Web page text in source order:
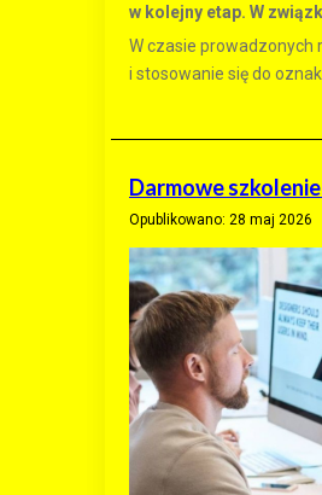
w kolejny etap. W
W czasie prowadzonych
i stosowanie się do
Darmowe
Opublikowano: 28 maj 2026